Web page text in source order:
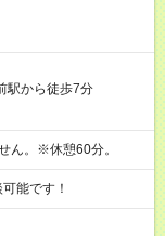
駅から徒歩7分
ん。※休憩60分。
能です！